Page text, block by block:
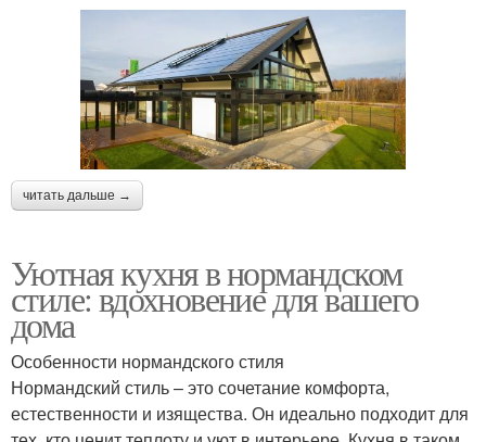
читать дальше →
Уютная кухня в нормандском
стиле: вдохновение для вашего
дома
Особенности нормандского стиля
Нормандский стиль – это сочетание комфорта,
естественности и изящества. Он идеально подходит для